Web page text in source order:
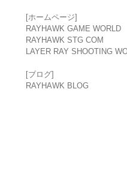
[ホームページ]
RAYHAWK GAME WORLD
RAYHAWK STG COM
LAYER RAY SHOOTING
[ブログ]
RAYHAWK BLOG